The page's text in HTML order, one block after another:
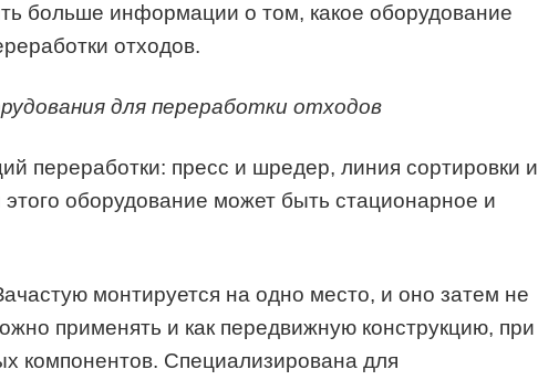
больше информации о том, какое оборудование
отходов.
для переработки отходов
переработки: пресс и шредер, линия сортировки и
оборудование может быть стационарное и
монтируется на одно место, и оно затем не
применять и как передвижную конструкцию, при
компонентов. Специализирована для